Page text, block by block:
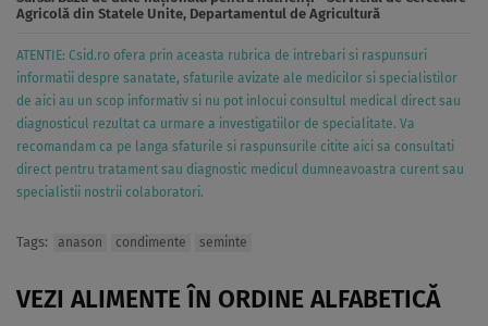
Agricolă din Statele Unite, Departamentul de Agricultură
ATENTIE: Csid.ro ofera prin aceasta rubrica de intrebari si raspunsuri
informatii despre sanatate, sfaturile avizate ale medicilor si specialistilor
de aici au un scop informativ si nu pot inlocui consultul medical direct sau
diagnosticul rezultat ca urmare a investigatiilor de specialitate. Va
recomandam ca pe langa sfaturile si raspunsurile citite aici sa consultati
direct pentru tratament sau diagnostic medicul dumneavoastra curent sau
specialistii nostrii colaboratori.
Tags: anason condimente seminte
VEZI ALIMENTE ÎN ORDINE ALFABETICĂ